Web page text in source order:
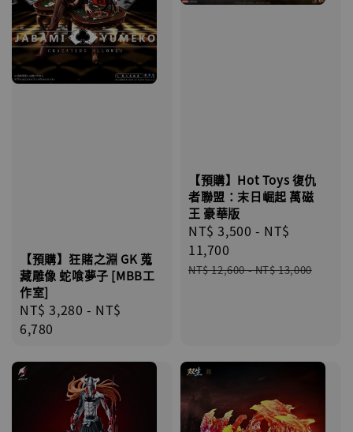
【預購】狂賭之淵 GK 蒐
藏雕像 蛇喰夢子 [MBB工
作室]
Regular
price
NT$ 3,280 - NT$
6,780
【預購】Hot Toys 復仇
者聯盟：末日崛起 萬磁
王 豪華版
Sale
price
NT$ 3,500 - NT$
11,700
Regular
NT$ 12,600-NT$ 13,000